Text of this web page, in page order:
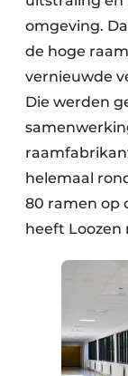
omgeving.
de hoge
vernieuwde
Die werden
helemaal
80 ramen op
heeft Loozen